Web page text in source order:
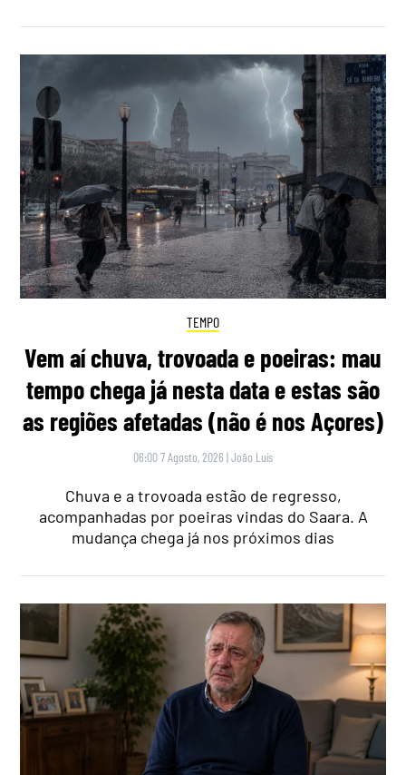
TEMPO
Vem aí chuva, trovoada e poeiras: mau
tempo chega já nesta data e estas são
as regiões afetadas (não é nos Açores)
06:00 7 Agosto, 2026 |João Luís
Chuva e a trovoada estão de regresso,
acompanhadas por poeiras vindas do Saara. A
mudança chega já nos próximos dias